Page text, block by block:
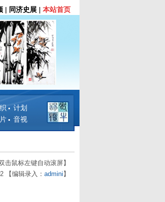
| 同济史展 | 本站首页
计划
片 音视
击鼠标左键自动滚屏】
【编辑录入： admini 】